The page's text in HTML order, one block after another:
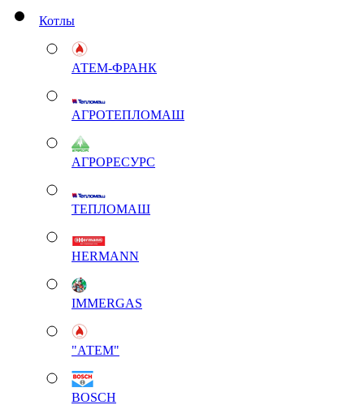
Котлы
АТЕМ-ФРАНК
АГРОТЕПЛОМАШ
АГРОРЕСУРС
ТЕПЛОМАШ
HERMANN
IMMERGAS
"АТЕМ"
BOSCH